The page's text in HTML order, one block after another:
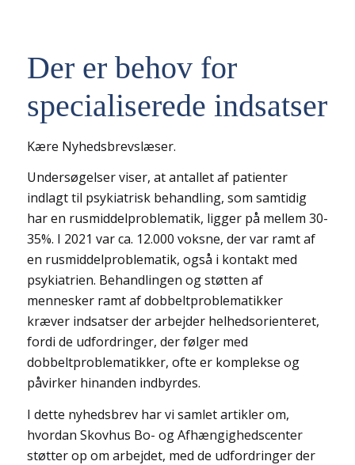
Der er behov for
specialiserede indsatser
Kære Nyhedsbrevslæser.
Undersøgelser viser, at antallet af patienter
indlagt til psykiatrisk behandling, som samtidig
har en rusmiddelproblematik, ligger på mellem 30-
35%. I 2021 var ca. 12.000 voksne, der var ramt af
en rusmiddelproblematik, også i kontakt med
psykiatrien. Behandlingen og støtten af
mennesker ramt af dobbeltproblematikker
kræver indsatser der arbejder helhedsorienteret,
fordi de udfordringer, der følger med
dobbeltproblematikker, ofte er komplekse og
påvirker hinanden indbyrdes.
I dette nyhedsbrev har vi samlet artikler om,
hvordan Skovhus Bo- og Afhængighedscenter
støtter op om arbejdet, med de udfordringer der